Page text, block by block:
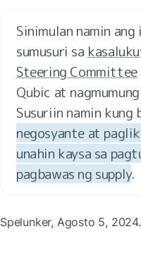
Sinimulan namin
sumusuri sa
Steering Committee
Qubic at
Susuriin namin kung
negosyante at
unahin kaysa sa
pagbawas ng supply.
Spelunker, Agosto 5, 2024.